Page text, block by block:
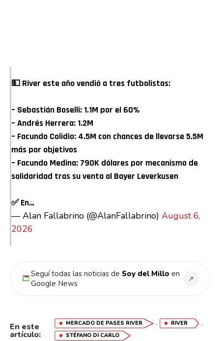
💵 River este año vendió a tres futbolistas:
– Sebastián Boselli: 1.1M por el 60%
– Andrés Herrera: 1.2M
– Facundo Colidio: 4.5M con chances de llevarse 5.5M
más por objetivos
– Facundo Medina: 790K dólares por mecanismo de
solidaridad tras su venta al Bayer Leverkusen
✅ En…
— Alan Fallabrino (@AlanFallabrino) August 6,
2026
Seguí todas las noticias de Soy del Millo en
Google News
↗
En este
artículo:
MERCADO DE PASES RIVER , RIVER ,
STÉFANO DI CARLO